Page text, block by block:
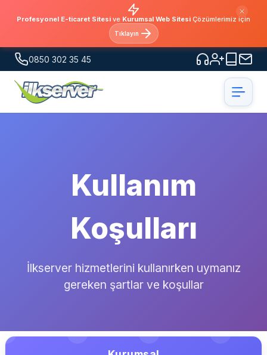
Profesyonel E-ticaret Sitesi ve Kurumsal Web Sitesi Çözümlerimiz için
Tıklayın
0850 302 35 45
Kullanım
Koşulları
İlkserver hizmetlerini kullanırken uymanız
gereken şartlar ve koşullar